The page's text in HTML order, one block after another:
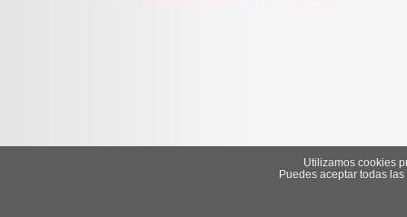
Utilizamos cookies
Puedes aceptar todas